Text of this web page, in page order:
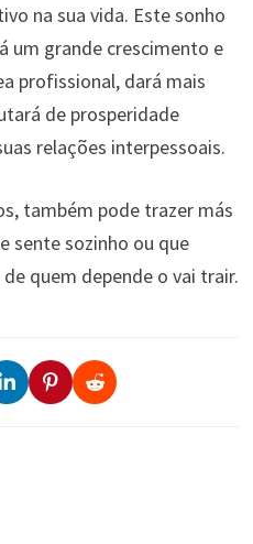
na sua vida. Este sonho
um grande crescimento e
profissional, dará mais
de prosperidade
relações interpessoais.
também pode trazer más
sente sozinho ou que
quem depende o vai trair.